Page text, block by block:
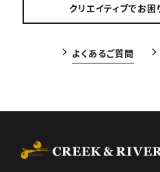
クリエイティブでお
よくあるご質問